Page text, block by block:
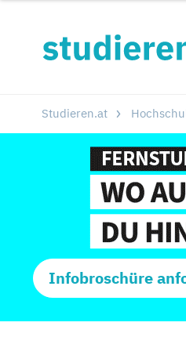
Studieren.at
Infobroschüre